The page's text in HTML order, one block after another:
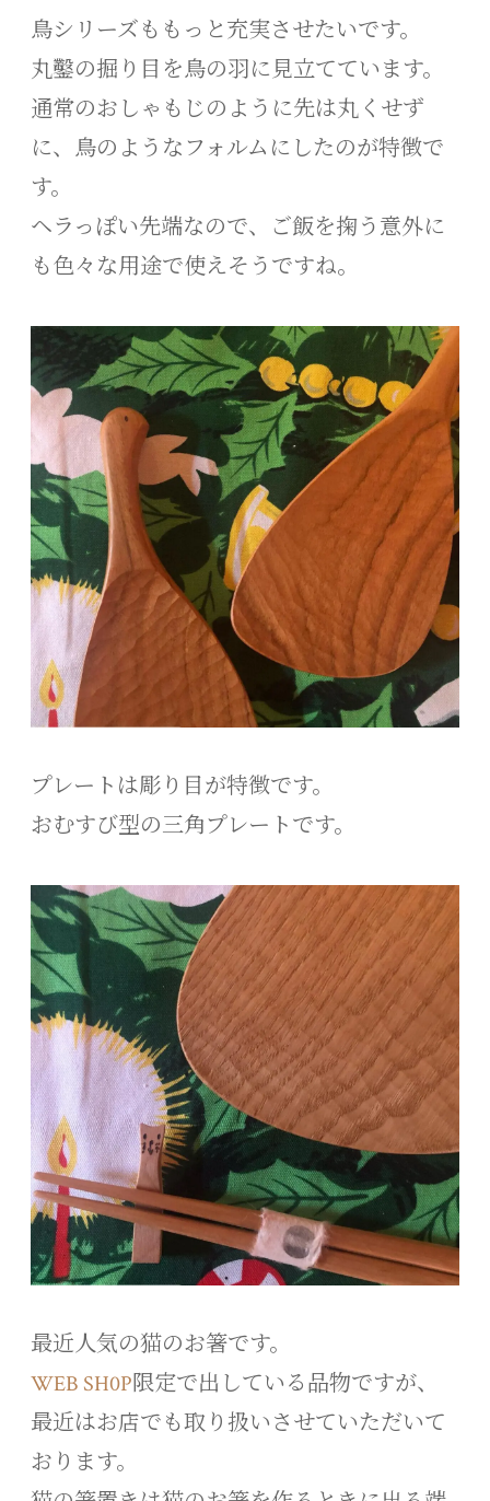
鳥シリーズももっと充実させたいです。
丸鑿の掘り目を鳥の羽に見立てています。
通常のおしゃもじのように先は丸くせず
に、鳥のようなフォルムにしたのが特徴で
す。
ヘラっぽい先端なので、ご飯を掬う意外に
も色々な用途で使えそうですね。
プレートは彫り目が特徴です。
おむすび型の三角プレートです。
最近人気の猫のお箸です。
WEB SH0P限定で出している品物ですが、
最近はお店でも取り扱いさせていただいて
おります。